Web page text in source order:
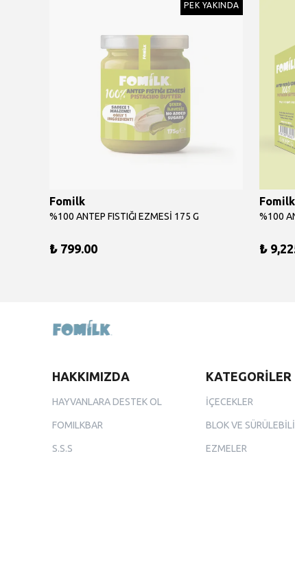
PEK YAKINDA
Fomilk
%100 ANTEP FISTIĞI EZMESİ 175 G
₺ 799.00
Fomilk
₺
HAKKIMIZDA
HAYVANLARA DESTEK OL
FOMILKBAR
S.S.S
KATEGORİLER
İÇECEKLER
BLOK VE
EZMELER